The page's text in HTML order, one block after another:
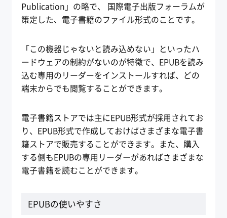
Publication」の略で、 国際電子出版フォーラムが
策定した、電子書籍のファイル形式のことです。
「この機器じゃないと読み込めない」といったハ
ードウェアの制約がないのが特徴で、EPUBを読み
込む専用のリーダーをインストールすれば、どの
端末からでも閲覧することができます。
電子書籍ストアでは主にEPUB形式が採用されてお
り、EPUB形式で作成しておけばさまざまな電子書
籍ストアで販売することができます。また、購入
する側もEPUBの専用リーダーがあればさまざまな
電子書籍を読むことができます。
EPUBの使いやすさ